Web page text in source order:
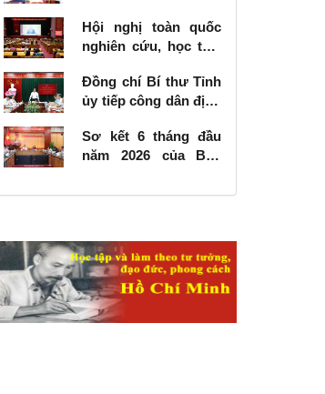
kỳ 2026 - 2031
Hội nghị toàn quốc
nghiên cứu, học tập,
khai thực hiện Nghị
quyết số 10-NQ/TW
phát triển kinh tế có
vốn đầu tư nước
Đồng chí Bí thư Tỉnh
ủy tiếp công dân định
Sơ kết 6 tháng đầu
năm 2026 của Ban
các công trình, dự án
giao thông vận tải